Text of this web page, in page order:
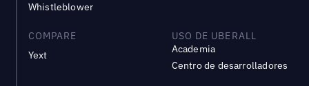
Whistleblower
COMPARE
Yext
USO DE UBERALL
Academia
Centro de desarrolladores